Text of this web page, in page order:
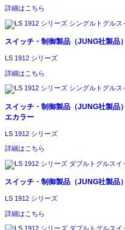
詳細はこちら
スイッチ・制御製品（JUNG社製品）
LS 1912 シリーズ
詳細はこちら
スイッチ・制御製品（JUNG社製品）
エカラー
LS 1912 シリーズ
詳細はこちら
スイッチ・制御製品（JUNG社製品）
LS 1912 シリーズ
詳細はこちら